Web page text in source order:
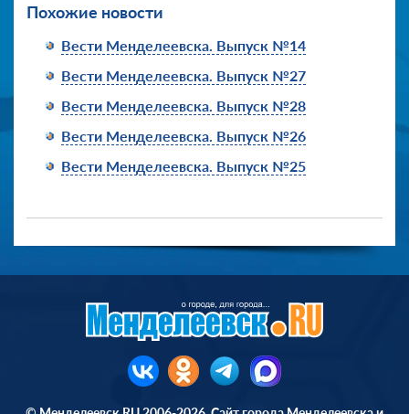
Похожие новости
Вести Менделеевска. Выпуск №14
Вести Менделеевска. Выпуск №27
Вести Менделеевска. Выпуск №28
Вести Менделеевска. Выпуск №26
Вести Менделеевска. Выпуск №25